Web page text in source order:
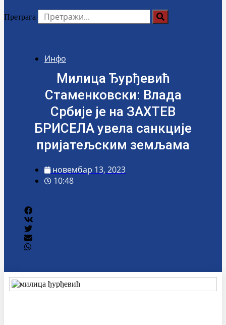
Претрага
Инфо
Милица Ђурђевић
Стаменковски: Влада
Србије је на ЗАХТЕВ
БРИСЕЛА увела санкције
пријатељским земљама
новембар 13, 2023
10:48